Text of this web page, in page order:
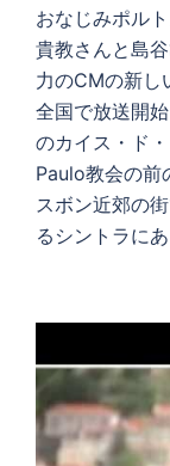
おなじみポル
貴教さんと島
力のCMの新し
全国で放送開
のカイス・ド
Paulo教会の前
スボン近郊の
るシントラに